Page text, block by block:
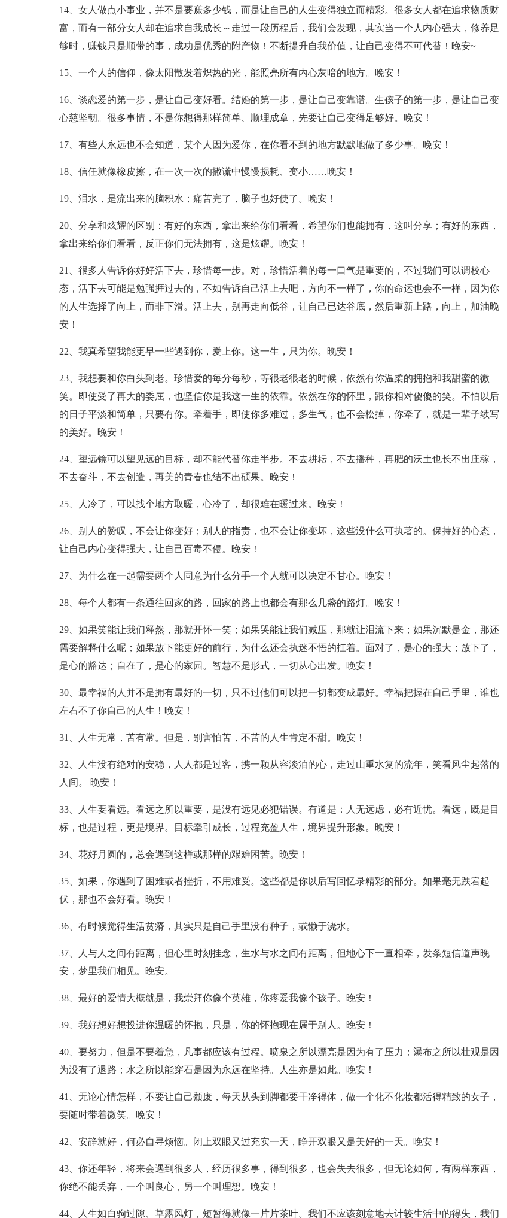
14、女人做点小事业，并不是要赚多少钱，而是让自己的人生变得独立而精彩。很多女人都在追求物质财
富，而有一部分女人却在追求自我成长～走过一段历程后，我们会发现，其实当一个人内心强大，修养足
够时，赚钱只是顺带的事，成功是优秀的附产物！不断提升自我价值，让自己变得不可代替！晚安~
15、一个人的信仰，像太阳散发着炽热的光，能照亮所有内心灰暗的地方。晚安！
16、谈恋爱的第一步，是让自己变好看。结婚的第一步，是让自己变靠谱。生孩子的第一步，是让自己变
心慈坚韧。很多事情，不是你想得那样简单、顺理成章，先要让自己变得足够好。晚安！
17、有些人永远也不会知道，某个人因为爱你，在你看不到的地方默默地做了多少事。晚安！
18、信任就像橡皮擦，在一次一次的撒谎中慢慢损耗、变小……晚安！
19、泪水，是流出来的脑积水；痛苦完了，脑子也好使了。晚安！
20、分享和炫耀的区别：有好的东西，拿出来给你们看看，希望你们也能拥有，这叫分享；有好的东西，
拿出来给你们看看，反正你们无法拥有，这是炫耀。晚安！
21、很多人告诉你好好活下去，珍惜每一步。对，珍惜活着的每一口气是重要的，不过我们可以调校心
态，活下去可能是勉强捱过去的，不如告诉自己活上去吧，方向不一样了，你的命运也会不一样，因为你
的人生选择了向上，而非下滑。活上去，别再走向低谷，让自己已达谷底，然后重新上路，向上，加油晚
安！
22、我真希望我能更早一些遇到你，爱上你。这一生，只为你。晚安！
23、我想要和你白头到老。珍惜爱的每分每秒，等很老很老的时候，依然有你温柔的拥抱和我甜蜜的微
笑。即使受了再大的委屈，也坚信你是我这一生的依靠。依然在你的怀里，跟你相对傻傻的笑。不怕以后
的日子平淡和简单，只要有你。牵着手，即使你多难过，多生气，也不会松掉，你牵了，就是一辈子续写
的美好。晚安！
24、望远镜可以望见远的目标，却不能代替你走半步。不去耕耘，不去播种，再肥的沃土也长不出庄稼，
不去奋斗，不去创造，再美的青春也结不出硕果。晚安！
25、人冷了，可以找个地方取暖，心冷了，却很难在暖过来。晚安！
26、别人的赞叹，不会让你变好；别人的指责，也不会让你变坏，这些没什么可执著的。保持好的心态，
让自己内心变得强大，让自己百毒不侵。晚安！
27、为什么在一起需要两个人同意为什么分手一个人就可以决定不甘心。晚安！
28、每个人都有一条通往回家的路，回家的路上也都会有那么几盏的路灯。晚安！
29、如果笑能让我们释然，那就开怀一笑；如果哭能让我们减压，那就让泪流下来；如果沉默是金，那还
需要解释什么呢；如果放下能更好的前行，为什么还会执迷不悟的扛着。面对了，是心的强大；放下了，
是心的豁达；自在了，是心的家园。智慧不是形式，一切从心出发。晚安！
30、最幸福的人并不是拥有最好的一切，只不过他们可以把一切都变成最好。幸福把握在自己手里，谁也
左右不了你自己的人生！晚安！
31、人生无常，苦有常。但是，别害怕苦，不苦的人生肯定不甜。晚安！
32、人生没有绝对的安稳，人人都是过客，携一颗从容淡泊的心，走过山重水复的流年，笑看风尘起落的
人间。 晚安！
33、人生要看远。看远之所以重要，是没有远见必犯错误。有道是：人无远虑，必有近忧。看远，既是目
标，也是过程，更是境界。目标牵引成长，过程充盈人生，境界提升形象。晚安！
34、花好月圆的，总会遇到这样或那样的艰难困苦。晚安！
35、如果，你遇到了困难或者挫折，不用难受。这些都是你以后写回忆录精彩的部分。如果毫无跌宕起
伏，那也不会好看。晚安！
36、有时候觉得生活贫瘠，其实只是自己手里没有种子，或懒于浇水。
37、人与人之间有距离，但心里时刻挂念，生水与水之间有距离，但地心下一直相牵，发条短信道声晚
安，梦里我们相见。晚安。
38、最好的爱情大概就是，我崇拜你像个英雄，你疼爱我像个孩子。晚安！
39、我好想好想投进你温暖的怀抱，只是，你的怀抱现在属于别人。晚安！
40、要努力，但是不要着急，凡事都应该有过程。喷泉之所以漂亮是因为有了压力；瀑布之所以壮观是因
为没有了退路；水之所以能穿石是因为永远在坚持。人生亦是如此。晚安！
41、无论心情怎样，不要让自己颓废，每天从头到脚都要干净得体，做一个化不化妆都活得精致的女子，
要随时带着微笑。晚安！
42、安静就好，何必自寻烦恼。闭上双眼又过充实一天，睁开双眼又是美好的一天。晚安！
43、你还年轻，将来会遇到很多人，经历很多事，得到很多，也会失去很多，但无论如何，有两样东西，
你绝不能丢弃，一个叫良心，另一个叫理想。晚安！
44、人生如白驹过隙、草露风灯，短暂得就像一片片茶叶。我们不应该刻意地去计较生活中的得失，我们